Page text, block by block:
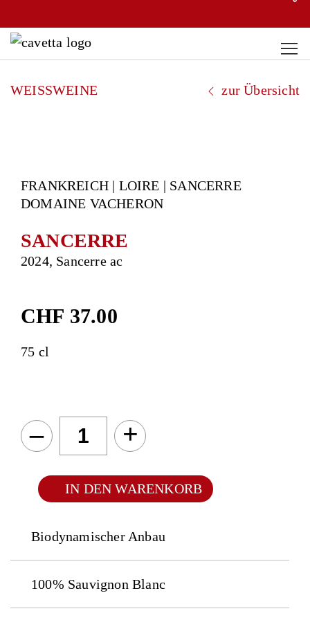
WEISSWEINE zur Übersicht
FRANKREICH | LOIRE | SANCERRE
DOMAINE VACHERON
SANCERRE
2024, Sancerre ac
CHF 37.00
75 cl
– +
IN DEN WARENKORB
Biodynamischer Anbau
100% Sauvignon Blanc